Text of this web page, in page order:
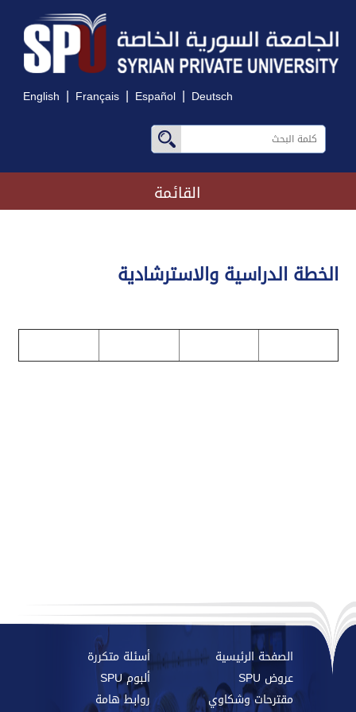
English | Français | Español | Deutsch
القائمة
الخطة الدراسية والاسترشادية
الصفحة الرئيسية
أسئلة متكررة
عروض SPU
ألبوم SPU
مقترحات وشكاوي
روابط هامة